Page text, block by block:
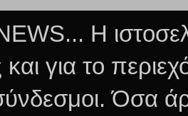
Η
για το
Όσα